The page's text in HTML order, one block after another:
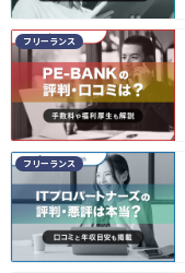
フリーランス
フリーランス